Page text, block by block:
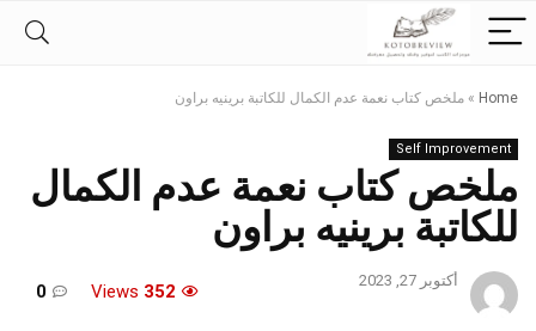
Home
» ملخص كتاب نعمة عدم الكمال للكاتبة برينيه براون
Self Improvement
ملخص كتاب نعمة عدم الكمال
للكاتبة برينيه براون
أكتوبر 27, 2023
352
0